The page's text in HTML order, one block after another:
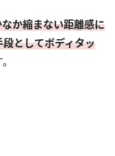
か縮まない距離感に
としてボディタッ